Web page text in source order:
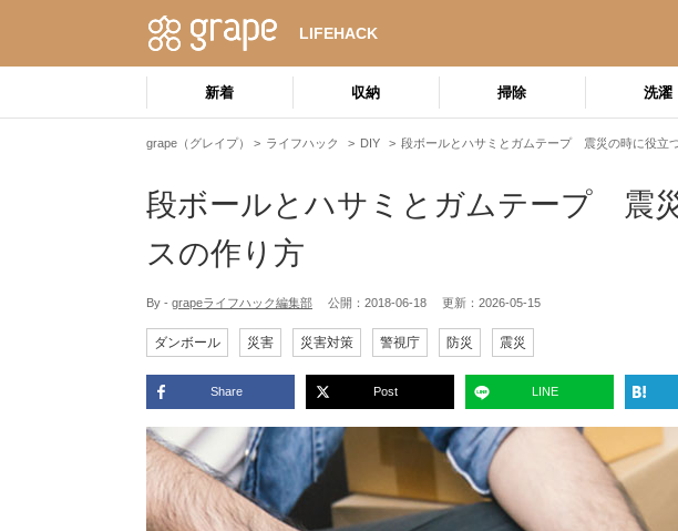
LIFEHACK
新着 収納 掃除 洗濯
grape（グレイプ） ライフハック DIY 段ボールとハサミとガムテープ 震災の時に役立
段ボールとハサミとガムテープ 震
スの作り方
By - grapeライフハック編集部 公開： 2018-06-18 更新： 2026-05-15
ダンボール 災害 災害対策 警視庁 防災 震災
Share Post LINE